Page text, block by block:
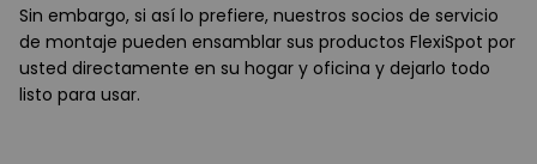
Sin embargo, si así lo prefiere, nuestros socios de servicio
de montaje pueden ensamblar sus productos FlexiSpot por
usted directamente en su hogar y oficina y dejarlo todo
listo para usar.